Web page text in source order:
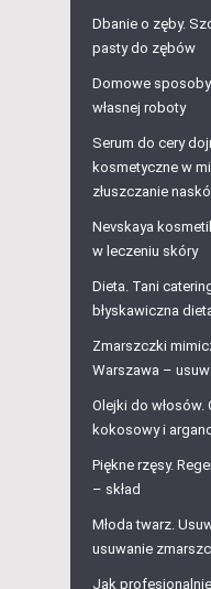
Dbanie o zęby.
pasty do zębów
Domowe
własnej roboty
Serum do cery
kosmetyczne w
złuszczanie
Nevskaya
w leczeniu skóry
Dieta. Tani
błyskawiczna
Zmarszczki
Warszawa –
Olejki do włosów.
kokosowy i
Piękne rzęsy.
– skład
Młoda twarz.
usuwanie
Jak